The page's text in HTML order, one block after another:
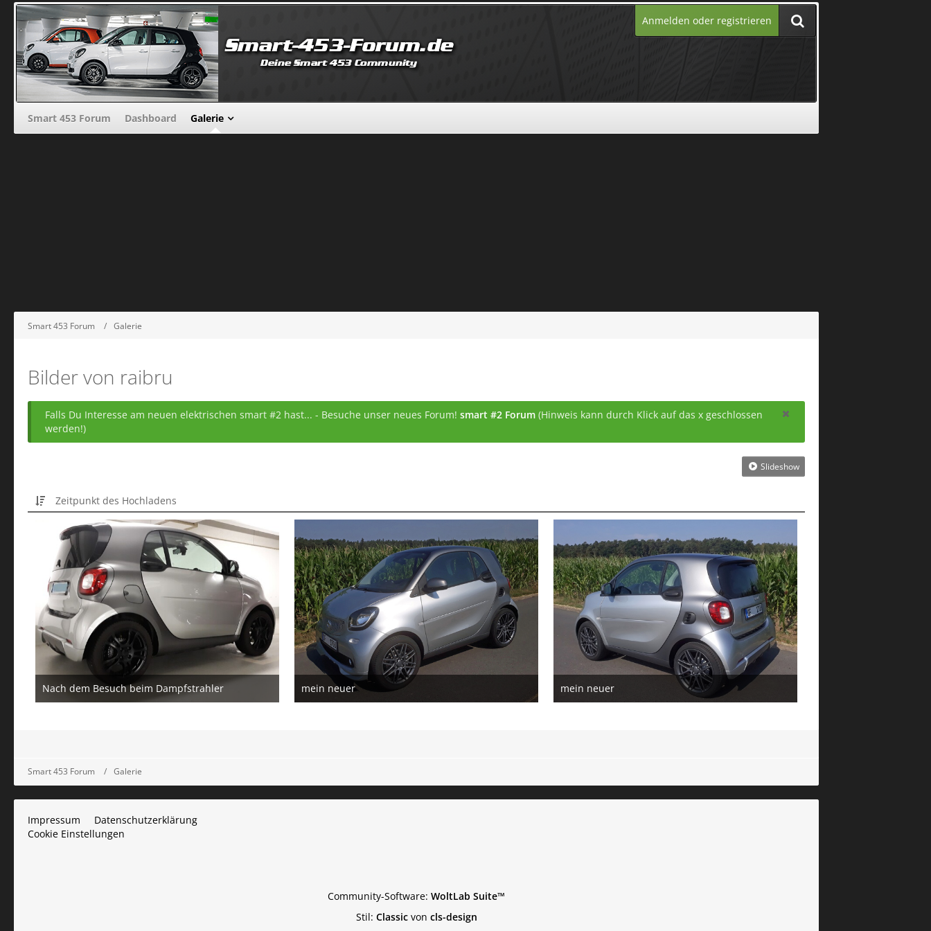
Anmelden oder registrieren
Smart 453 Forum Dashboard Galerie
Smart 453 Forum Galerie
Bilder von raibru
Falls Du Interesse am neuen elektrischen smart #2 hast... - Besuche unser neues Forum! smart #2 Forum (Hinweis kann durch Klick auf das x geschlossen
werden!)
Slideshow
Zeitpunkt des Hochladens
Nach dem Besuch beim Dampfstrahler
19. Januar 2020
mein neuer
21. Juli 2018
mein neuer
21. Juli 2018
Smart 453 Forum Galerie
Impressum
Datenschutzerklärung
Cookie Einstellungen
Community-Software: WoltLab Suite™
Stil: Classicvon cls-design